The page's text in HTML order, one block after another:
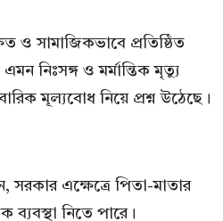
ও সামাজিকভাবে প্রতিষ্ঠিত
নিঃসঙ্গ ও মর্মান্তিক মৃত্যু
মূল্যবোধ নিয়ে প্রশ্ন উঠেছে।
সরকার এক্ষেত্রে পিতা-মাতার
নিতে পারে।